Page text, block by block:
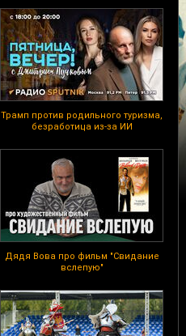
Трамп против родильного туризма,
безработица из-за ИИ
Дядя Вова про фильм "Свидание
вслепую"